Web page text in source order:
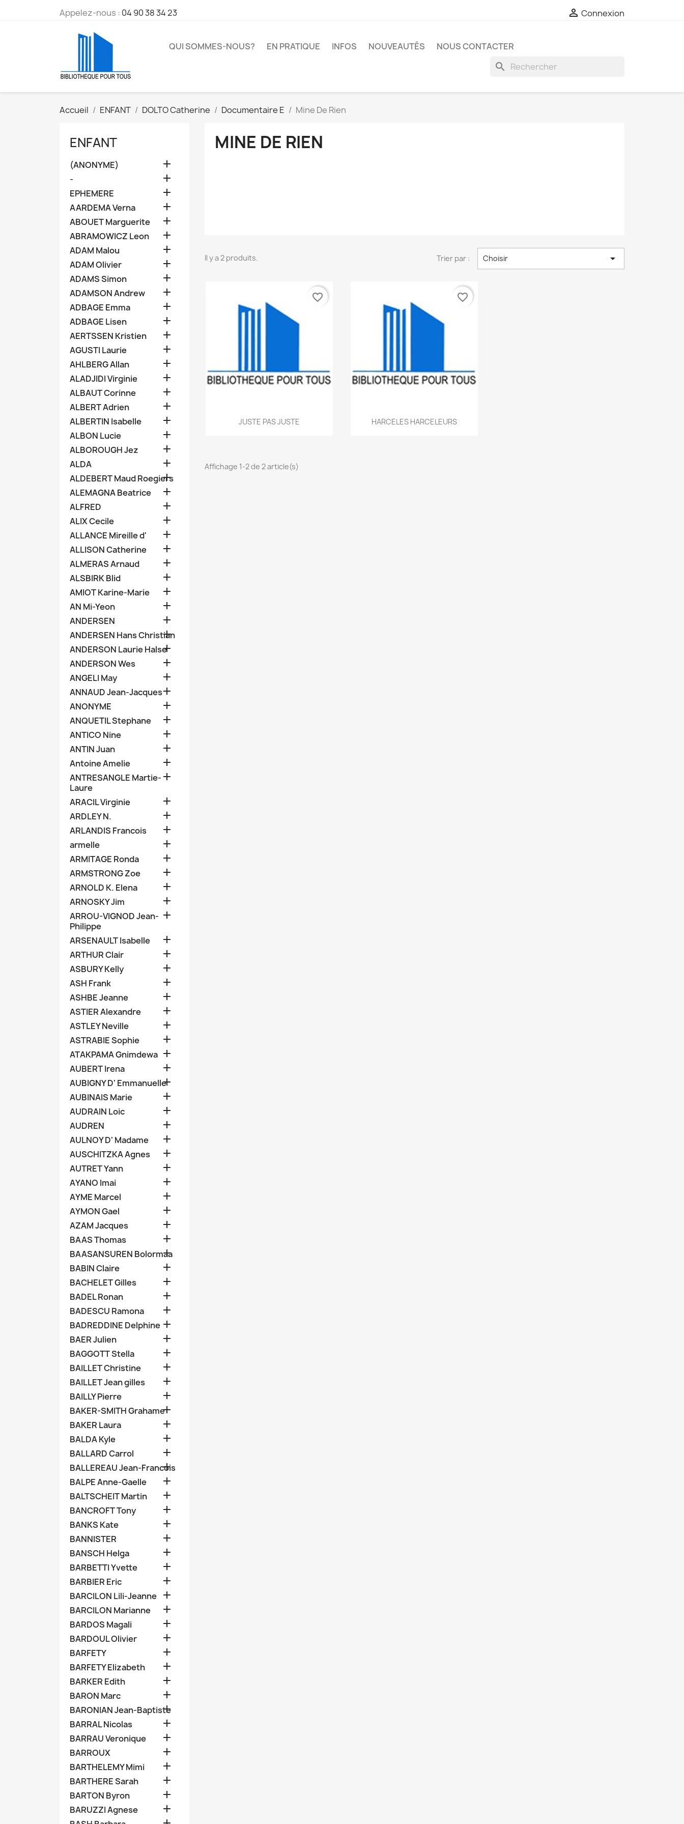
Appelez-nous : 04 90 38 34 23  Connexion
QUI SOMMES-NOUS? EN PRATIQUE INFOS NOUVEAUTÉS NOUS CONTACTER
search
Accueil ENFANT DOLTO Catherine Documentaire E Mine De Rien
ENFANT
(ANONYME) 
- 
EPHEMERE 
AARDEMA Verna 
ABOUET Marguerite 
ABRAMOWICZ Leon 
ADAM Malou 
ADAM Olivier 
ADAMS Simon 
ADAMSON Andrew 
ADBAGE Emma 
ADBAGE Lisen 
AERTSSEN Kristien 
AGUSTI Laurie 
AHLBERG Allan 
ALADJIDI Virginie 
ALBAUT Corinne 
ALBERT Adrien 
ALBERTIN Isabelle 
ALBON Lucie 
ALBOROUGH Jez 
ALDA 
ALDEBERT Maud Roegiers

ALEMAGNA Beatrice 
ALFRED 
ALIX Cecile 
ALLANCE Mireille d' 
ALLISON Catherine 
ALMERAS Arnaud 
ALSBIRK Blid 
AMIOT Karine-Marie 
AN Mi-Yeon 
ANDERSEN 
ANDERSEN Hans Christian

ANDERSON Laurie Halse

ANDERSON Wes 
ANGELI May 
ANNAUD Jean-Jacques
ANONYME 
ANQUETIL Stephane 
ANTICO Nine 
ANTIN Juan 
Antoine Amelie 
ANTRESANGLE Martie-
Laure

ARACIL Virginie 
ARDLEY N. 
ARLANDIS Francois 
armelle 
ARMITAGE Ronda 
ARMSTRONG Zoe 
ARNOLD K. Elena 
ARNOSKY Jim 
ARROU-VIGNOD Jean-
Philippe

ARSENAULT Isabelle 
ARTHUR Clair 
ASBURY Kelly 
ASH Frank 
ASHBE Jeanne 
ASTIER Alexandre 
ASTLEY Neville 
ASTRABIE Sophie 
ATAKPAMA Gnimdewa 
AUBERT Irena 
AUBIGNY D' Emmanuelle
AUBINAIS Marie 
AUDRAIN Loic 
AUDREN 
AULNOY D' Madame 
AUSCHITZKA Agnes 
AUTRET Yann 
AYANO Imai 
AYME Marcel 
AYMON Gael 
AZAM Jacques 
BAAS Thomas 
BAASANSUREN Bolormaa

BABIN Claire 
BACHELET Gilles 
BADEL Ronan 
BADESCU Ramona 
BADREDDINE Delphine 
BAER Julien 
BAGGOTT Stella 
BAILLET Christine 
BAILLET Jean gilles 
BAILLY Pierre 
BAKER-SMITH Grahame
BAKER Laura 
BALDA Kyle 
BALLARD Carrol 
BALLEREAU Jean-Francois

BALPE Anne-Gaelle 
BALTSCHEIT Martin 
BANCROFT Tony 
BANKS Kate 
BANNISTER 
BANSCH Helga 
BARBETTI Yvette 
BARBIER Eric 
BARCILON Lili-Jeanne 
BARCILON Marianne 
BARDOS Magali 
BARDOUL Olivier 
BARFETY 
BARFETY Elizabeth 
BARKER Edith 
BARON Marc 
BARONIAN Jean-Baptiste

BARRAL Nicolas 
BARRAU Veronique 
BARROUX 
BARTHELEMY Mimi 
BARTHERE Sarah 
BARTON Byron 
BARUZZI Agnese 
MINE DE RIEN
Il y a 2 produits. Trier par : Choisir 
Aperçu rapide
JUSTE PAS JUSTE
favorite_border
Aperçu rapide
HARCELES HARCELEURS
favorite_border
Affichage 1-2 de 2 article(s)